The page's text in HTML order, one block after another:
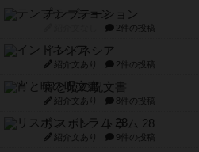
テンプテーション
2件の投稿
インドネシア
紹介文あり 2件の投稿
宵と暁の呪文書
紹介文あり 8件の投稿
リスボン・トラム 28
紹介文あり 9件の投稿